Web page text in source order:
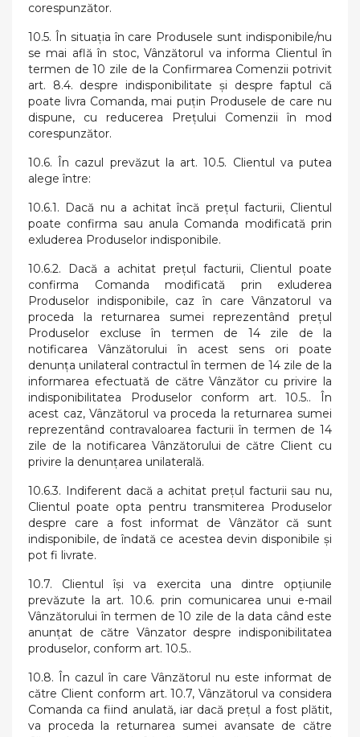
corespunzător.
10.5. În situația în care Produsele sunt indisponibile/nu
se mai află în stoc, Vânzătorul va informa Clientul în
termen de 10 zile de la Confirmarea Comenzii potrivit
art. 8.4. despre indisponibilitate și despre faptul că
poate livra Comanda, mai puțin Produsele de care nu
dispune, cu reducerea Prețului Comenzii în mod
corespunzător.
10.6. În cazul prevăzut la art. 10.5. Clientul va putea
alege între:
10.6.1. Dacă nu a achitat încă prețul facturii, Clientul
poate confirma sau anula Comanda modificată prin
exluderea Produselor indisponibile.
10.6.2. Dacă a achitat prețul facturii, Clientul poate
confirma Comanda modificată prin exluderea
Produselor indisponibile, caz în care Vânzatorul va
proceda la returnarea sumei reprezentând prețul
Produselor excluse în termen de 14 zile de la
notificarea Vânzătorului în acest sens ori poate
denunța unilateral contractul în termen de 14 zile de la
informarea efectuată de către Vânzător cu privire la
indisponibilitatea Produselor conform art. 10.5.. În
acest caz, Vânzătorul va proceda la returnarea sumei
reprezentând contravaloarea facturii în termen de 14
zile de la notificarea Vânzătorului de către Client cu
privire la denunțarea unilaterală.
10.6.3. Indiferent dacă a achitat prețul facturii sau nu,
Clientul poate opta pentru transmiterea Produselor
despre care a fost informat de Vânzător că sunt
indisponibile, de îndată ce acestea devin disponibile și
pot fi livrate.
10.7. Clientul își va exercita una dintre opțiunile
prevăzute la art. 10.6. prin comunicarea unui e-mail
Vânzătorului în termen de 10 zile de la data când este
anunțat de către Vânzator despre indisponibilitatea
produselor, conform art. 10.5..
10.8. În cazul în care Vânzătorul nu este informat de
către Client conform art. 10.7, Vânzătorul va considera
Comanda ca fiind anulată, iar dacă prețul a fost plătit,
va proceda la returnarea sumei avansate de către